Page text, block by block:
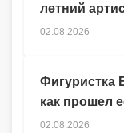
летний
02.08.2026
Фигуристка
как прошел
02.08.2026